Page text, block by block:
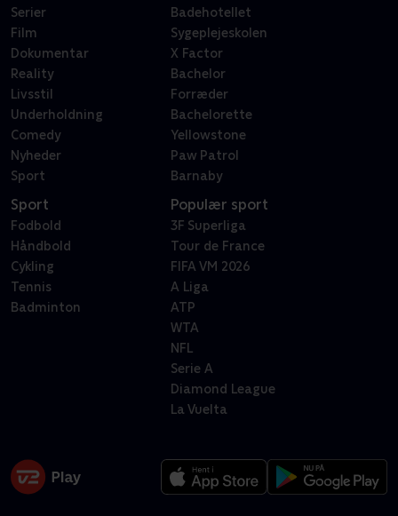
Serier
Film
Dokumentar
Reality
Livsstil
Underholdning
Comedy
Nyheder
Sport
Badehotellet
Sygeplejeskolen
X Factor
Bachelor
Forræder
Bachelorette
Yellowstone
Paw Patrol
Barnaby
Sport
Fodbold
Håndbold
Cykling
Tennis
Badminton
Populær sport
3F Superliga
Tour de France
FIFA VM 2026
A Liga
ATP
WTA
NFL
Serie A
Diamond League
La Vuelta